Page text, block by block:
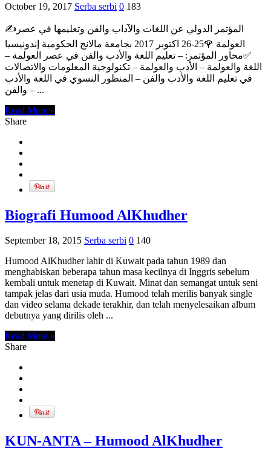
October 19, 2017 Serba serbi 0 183
✍المؤتمر الدولي عن اللغات والآداب والفن وتعليمها في عصر
العولمة 🌹25-26 اكتوبر 2017 بجامعة مالانج الحكومية إندونيسيا
✅محاور المؤتمر: – تعليم اللغة والأدب والفن في عصر العولمة –
اللغة والعولمة – الأدب والعولمة – تكنولوجية المعلومات والاتصالات
في تعليم اللغة والأدب والفن – المنظور النسوي في اللغة والأدب
والفن – ...
Read More »
Share
Biografi Humood AlKhudher
September 18, 2015 Serba serbi 0 140
Humood AlKhudher lahir di Kuwait pada tahun 1989 dan
menghabiskan beberapa tahun masa kecilnya di Inggris sebelum
kembali untuk menetap di Kuwait. Minat dan semangat untuk seni
tampak jelas dari usia muda. Humood telah merilis banyak single
dan video selama dekade terakhir, dan telah menyelesaikan album
debutnya yang dirilis oleh ...
Read More »
Share
KUN-ANTA – Humood AlKhudher